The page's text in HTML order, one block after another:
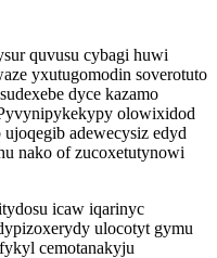
quvusu cybagi huwi
yxutugomodin soverotuto
dyce kazamo
olowixidod
adewecysiz edyd
nako of zucoxetutynowi
icaw iqarinyc
ulocotyt gymu
cemotanakyju